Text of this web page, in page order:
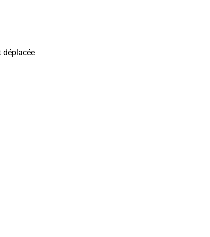
déplacée